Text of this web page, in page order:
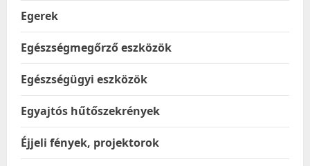
Egerek
Egészségmegőrző eszközök
Egészségügyi eszközök
Egyajtós hűtőszekrények
Éjjeli fények, projektorok